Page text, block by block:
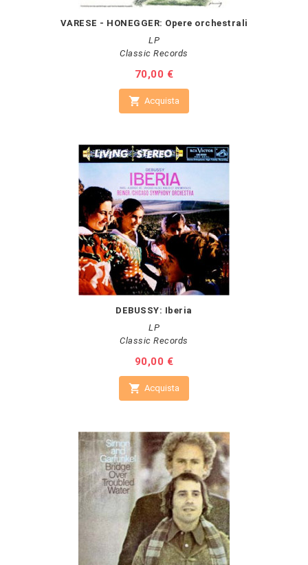
VARESE - HONEGGER: Opere orchestrali
LP
Classic Records
Prezzo
70,00 €
 Acquista
DEBUSSY: Iberia
LP
Classic Records
Prezzo
90,00 €
 Acquista